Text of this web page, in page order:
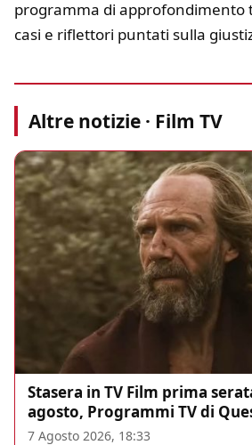
programma di approfondimento
casi e riflettori puntati sulla
Altre notizie · Film TV
Stasera in TV Film prima
agosto, Programmi TV di
7 Agosto 2026, 18:33